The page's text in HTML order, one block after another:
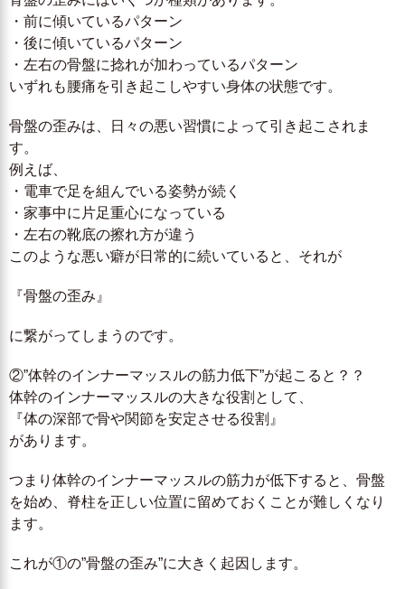
・前に傾いているパターン
・後に傾いているパターン
・左右の骨盤に捻れが加わっているパターン
いずれも腰痛を引き起こしやすい身体の状態です。
骨盤の歪みは、日々の悪い習慣によって引き起こされま
す。
例えば、
・電車で足を組んでいる姿勢が続く
・家事中に片足重心になっている
・左右の靴底の擦れ方が違う
このような悪い癖が日常的に続いていると、それが
『骨盤の歪み』
に繋がってしまうのです。
②”体幹のインナーマッスルの筋力低下”が起こると？？
体幹のインナーマッスルの大きな役割として、
『体の深部で骨や関節を安定させる役割』
があります。
つまり体幹のインナーマッスルの筋力が低下すると、骨盤
を始め、脊柱を正しい位置に留めておくことが難しくなり
ます。
これが①の”骨盤の歪み”に大きく起因します。